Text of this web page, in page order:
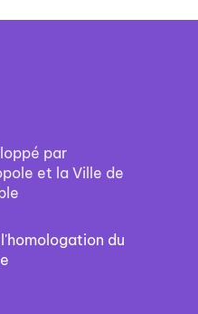
par
et la Ville de